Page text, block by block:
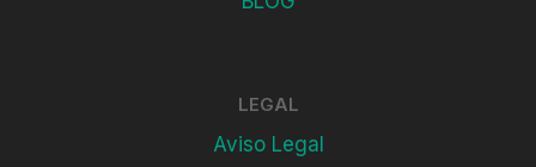
LEGAL
Aviso Legal